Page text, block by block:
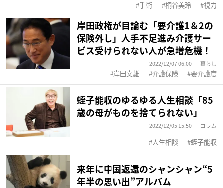
手術 桐谷美玲 視力
岸田政権が目論む「要介護1＆2の
保険外し」人手不足進み介護サー
ビス受けられない人が急増危機！
2022/12/07 06:00 暮らし
岸田文雄 介護保険 要介護度
蛭子能収のゆるゆる人生相談「85
歳の母がものを捨てられない」
2022/12/05 15:50 コラム
人生相談 蛭子能収
来年に中国返還のシャンシャン“5
年半の思い出”アルバム